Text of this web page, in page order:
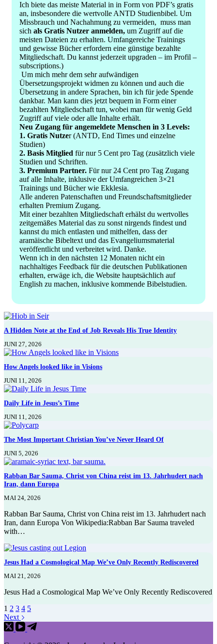
Ich biete das meiste Material in in Form von PDF’s gratis
an, insbesondere die wertvolle ANTD Studienbibel. Um
Missbrauch und Nachahmung zu vermeiden, muss man
sich als Gratis Nutzer anmelden, um Zugriff auf die
meisten Dateien zu erhalten. Umfangereiche Trainings
und gewisse Bücher erfordern eine günstige bezahlte
Mitgliedschaft. Du kannst jederzeit upgraden – im Profil –
subscriptions.)
Um mich mehr dem sehr aufwändigen
Übersetzungsprojekt widmen zu können und auch die
Übersetzung in andere Sprachen, bin ich für jede Spende
dankbar. Man kann dies jetzt bequem in Form einer
bezahlten Mitgliedschaft tun, wobei man für wenig Geld
Zugriff auf viele oder alle Inhalte erhält.
Neu Zugang für angemeldete Menschen in 3 Levels:
1. Gratis Nutzer (ANTD, End Times und einzelne
Studien)
2. Basis Mitglied für nur 5 Cent pro Tag (zusätzlich viele
Studien und Schriften.
3. Premium Partner. Für nur 24 Cent pro Tag Zugang
auf alle Inhalte, inklusive der Umfangreichen 3×21
Trainings und Bücher wie Ekklesia.
Alle anderen Patenschaften und Freundschaftsmitglieder
erhalten Premium Zugang.
Mit einer bezahlten Mitgliedschaft erhälst du wertvolles
zeitgemäßes Material das zu sonst nirgends findest und
kannst du mich entlasten und mithelfen, dass der
aramäische Bibeltext und das Evangeliumsmaterial
veröffentlicht und verbreitet wird. Danke.
Wenn ich in den nächsten 12 Monaten nicht ein
nachhaltiges Feedback für die deutschen Publikationen
erhalten, erwäge ich, die Website hauptsächlich auf
English zu machen, inklusive kommende Bibelstudien.
A Hidden Note at the End of Job Reveals His True Identity
JUNI 27, 2026
How Angels looked like in Visions
JUNI 11, 2026
Daily Life in Jesus’s Time
JUNI 11, 2026
The Most Important Christian You’ve Never Heard Of
JUNI 5, 2026
Rabban Bar Sauma, Christ von China reist im 13. Jahrhudert nach
Iran, dann Europa
MAI 24, 2026
Rabban Bar Sauma, Christ von China reist im 13. Jahrhudert nach
Iran, dann Europa Von Wikipedia:Rabban Bar Sauma traveled
with…
Jesus Had a Cosmological Map We’ve Only Recently Rediscovered
MAI 21, 2026
Jesus Had a Cosmological Map We’ve Only Recently Rediscovered
1 2 3 4 5
Next